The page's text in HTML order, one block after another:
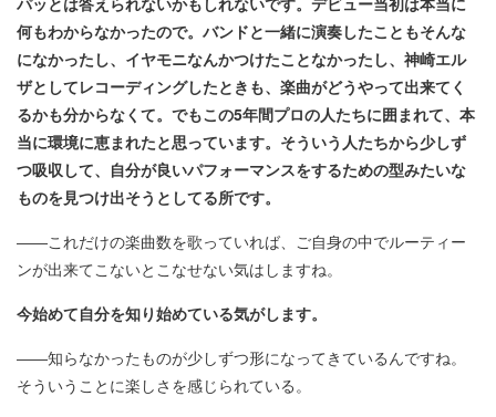
何もわからなかったので。バンドと一緒に演奏したこともそんな
になかったし、イヤモニなんかつけたことなかったし、神崎エル
ザとしてレコーディングしたときも、楽曲がどうやって出来てく
るかも分からなくて。でもこの5年間プロの人たちに囲まれて、本
当に環境に恵まれたと思っています。そういう人たちから少しず
つ吸収して、自分が良いパフォーマンスをするための型みたいな
ものを見つけ出そうとしてる所です。
――これだけの楽曲数を歌っていれば、ご自身の中でルーティー
ンが出来てこないとこなせない気はしますね。
今始めて自分を知り始めている気がします。
――知らなかったものが少しずつ形になってきているんですね。
そういうことに楽しさを感じられている。